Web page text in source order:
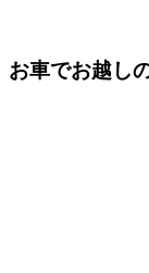
お車でお越し